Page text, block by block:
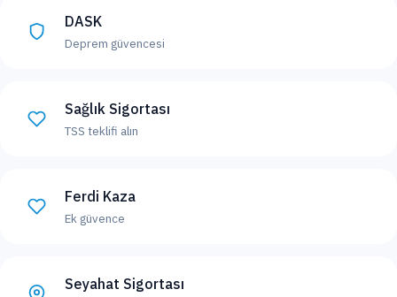
DASK
Deprem güvencesi
Sağlık Sigortası
TSS teklifi alın
Ferdi Kaza
Ek güvence
Seyahat Sigortası